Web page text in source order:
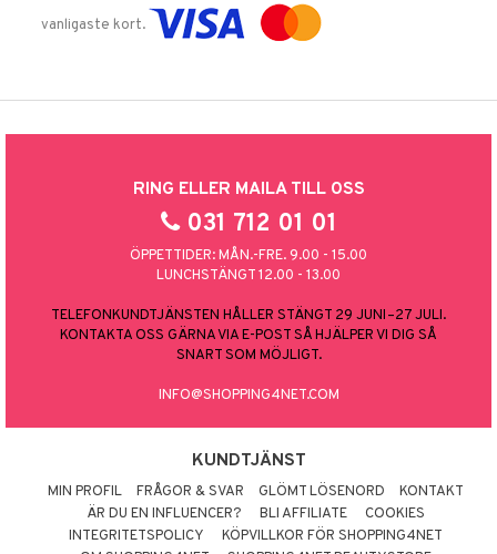
vanligaste kort.
RING ELLER MAILA TILL OSS
031 712 01 01
ÖPPETTIDER: MÅN.-FRE. 9.00 - 15.00
LUNCHSTÄNGT 12.00 - 13.00
TELEFONKUNDTJÄNSTEN HÅLLER STÄNGT 29 JUNI–27 JULI.
KONTAKTA OSS GÄRNA VIA E-POST SÅ HJÄLPER VI DIG SÅ
SNART SOM MÖJLIGT.
INFO@SHOPPING4NET.COM
KUNDTJÄNST
MIN PROFIL FRÅGOR & SVAR GLÖMT LÖSENORD
KONTAKT
ÄR DU EN INFLUENCER?
BLI AFFILIATE
COOKIES
INTEGRITETSPOLICY
KÖPVILLKOR FÖR SHOPPING4NET